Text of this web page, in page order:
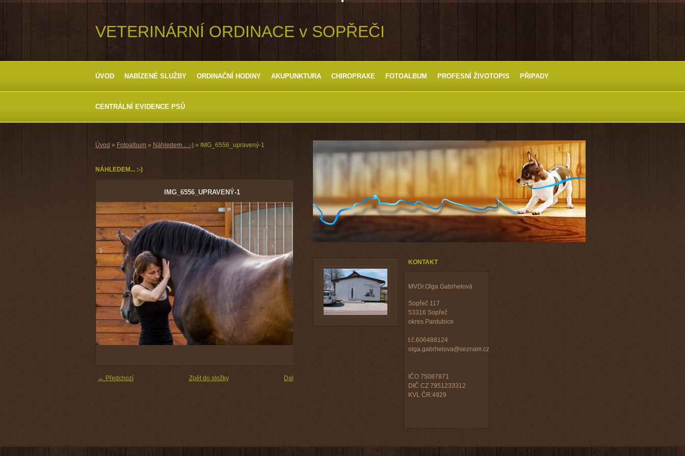
VETERINÁRNÍ ORDINACE v SOPŘEČI
ÚVOD NABÍZENÉ SLUŽBY ORDINAČNÍ HODINY AKUPUNKTURA CHIROPRAXE FOTOALBUM PROFESNÍ ŽIVOTOPIS PŘIPADY
CENTRÁLNÍ EVIDENCE PSŮ
Úvod » Fotoalbum » Náhledem... :-) » IMG_6556_upravený-1
NÁHLEDEM... :-)
IMG_6556_UPRAVENÝ-1
← Předchozí Další →
Zpět do složky
KONTAKT
MVDr.Olga Gabrhelová
Sopřeč 117
53316 Sopřeč
okres Pardubice
t.č.606488124
olga.gabrhelova@seznam.cz
IČO 75087871
DIČ CZ 7951233312
KVL ČR:4929